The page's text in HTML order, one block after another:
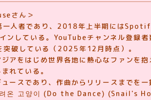
さん＞
人者であり、2018年上半期には
ンしている。YouTubeチャンネル登録
破している（2025年12月時点）。
アをはじめ世界各地に熱心なファンを
れている。
ースであり、作曲からリリースまでを
온 고양이 (Do the Dance) (Snail's